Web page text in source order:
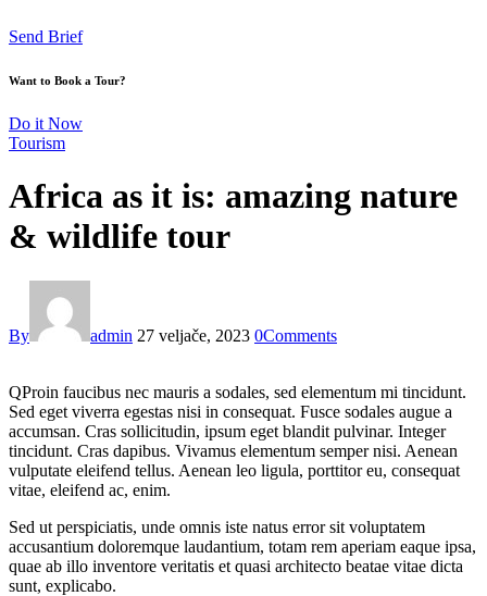
Send Brief
Want to Book a Tour?
Do it Now
Tourism
Africa as it is: amazing nature
& wildlife tour
By admin 27 veljače, 2023 0Comments
QProin faucibus nec mauris a sodales, sed elementum mi tincidunt.
Sed eget viverra egestas nisi in consequat. Fusce sodales augue a
accumsan. Cras sollicitudin, ipsum eget blandit pulvinar. Integer
tincidunt. Cras dapibus. Vivamus elementum semper nisi. Aenean
vulputate eleifend tellus. Aenean leo ligula, porttitor eu, consequat
vitae, eleifend ac, enim.
Sed ut perspiciatis, unde omnis iste natus error sit voluptatem
accusantium doloremque laudantium, totam rem aperiam eaque ipsa,
quae ab illo inventore veritatis et quasi architecto beatae vitae dicta
sunt, explicabo.